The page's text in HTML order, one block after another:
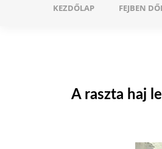
KEZDŐLAP FEJBEN
A raszta haj